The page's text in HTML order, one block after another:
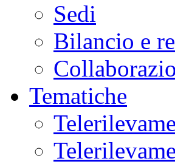
Sedi
Bilancio e
Tematiche